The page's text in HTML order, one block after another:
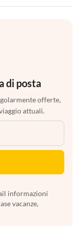
di posta
offerte,
attuali.
informazioni
vacanze,